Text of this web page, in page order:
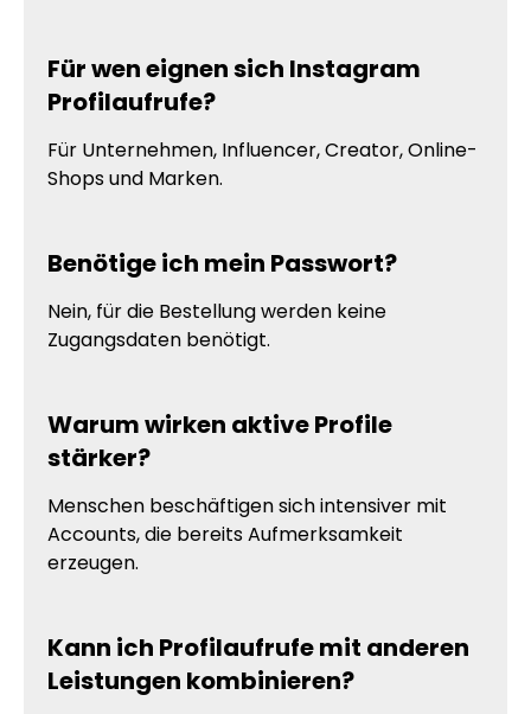
Für wen eignen sich Instagram
Profilaufrufe?
Für Unternehmen, Influencer, Creator, Online-
Shops und Marken.
Benötige ich mein Passwort?
Nein, für die Bestellung werden keine
Zugangsdaten benötigt.
Warum wirken aktive Profile
stärker?
Menschen beschäftigen sich intensiver mit
Accounts, die bereits Aufmerksamkeit
erzeugen.
Kann ich Profilaufrufe mit anderen
Leistungen kombinieren?